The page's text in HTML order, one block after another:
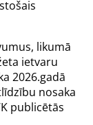
likumā
ietvaru
2026.gadā
nosaka
publicētās